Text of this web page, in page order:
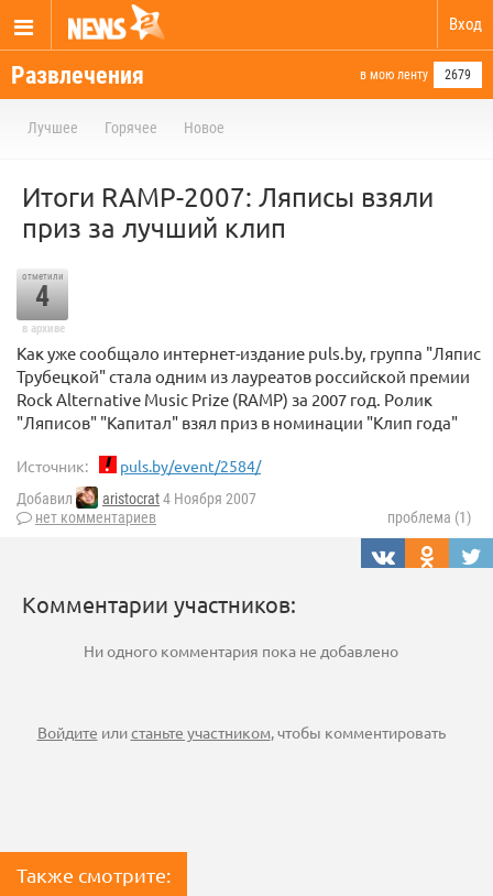
Вход
Развлечения в мою ленту 2679
Лучшее Горячее Новое
Итоги RAMP-2007: Ляписы взяли
приз за лучший клип
отметили
4
в архиве
Как уже сообщало интернет-издание puls.by, группа "Ляпис
Трубецкой" стала одним из лауреатов российской премии
Rock Alternative Music Prize (RAMP) за 2007 год. Ролик
"Ляписов" "Капитал" взял приз в номинации "Клип года"
Источник: puls.by/event/2584/
Добавил aristocrat4 Ноября 2007
нет комментариев
проблема (1)
Комментарии участников:
Ни одного комментария пока не добавлено
Войдите илистаньте участником, чтобы комментировать
Также смотрите: